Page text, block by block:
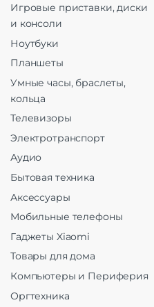
Игровые приставки, диски
и консоли
Ноутбуки
Планшеты
Умные часы, браслеты,
кольца
Телевизоры
Электротранспорт
Аудио
Бытовая техника
Аксессуары
Мобильные телефоны
Гаджеты Xiaomi
Товары для дома
Компьютеры и Периферия
Оргтехника